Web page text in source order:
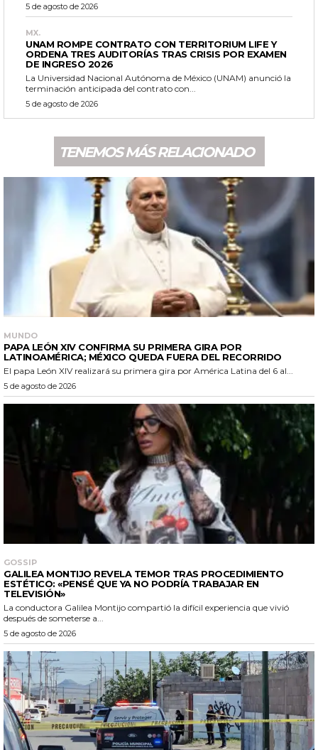
5 de agosto de 2026
MX.
UNAM ROMPE CONTRATO CON TERRITORIUM LIFE Y
ORDENA TRES AUDITORÍAS TRAS CRISIS POR EXAMEN
DE INGRESO 2026
La Universidad Nacional Autónoma de México (UNAM) anunció la
terminación anticipada del contrato con...
5 de agosto de 2026
TENEMOS MÁS RELACIONADO
MUNDO
PAPA LEÓN XIV CONFIRMA SU PRIMERA GIRA POR
LATINOAMÉRICA; MÉXICO QUEDA FUERA DEL RECORRIDO
El papa León XIV realizará su primera gira por América Latina del 6 al...
5 de agosto de 2026
GOSSIP
GALILEA MONTIJO REVELA TEMOR TRAS PROCEDIMIENTO
ESTÉTICO: «PENSÉ QUE YA NO PODRÍA TRABAJAR EN
TELEVISIÓN»
La conductora Galilea Montijo compartió la difícil experiencia que vivió
después de someterse a...
5 de agosto de 2026